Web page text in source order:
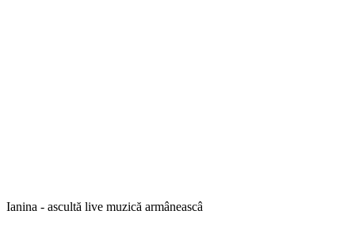
Ianina - ascultă live muzică armâneascâ